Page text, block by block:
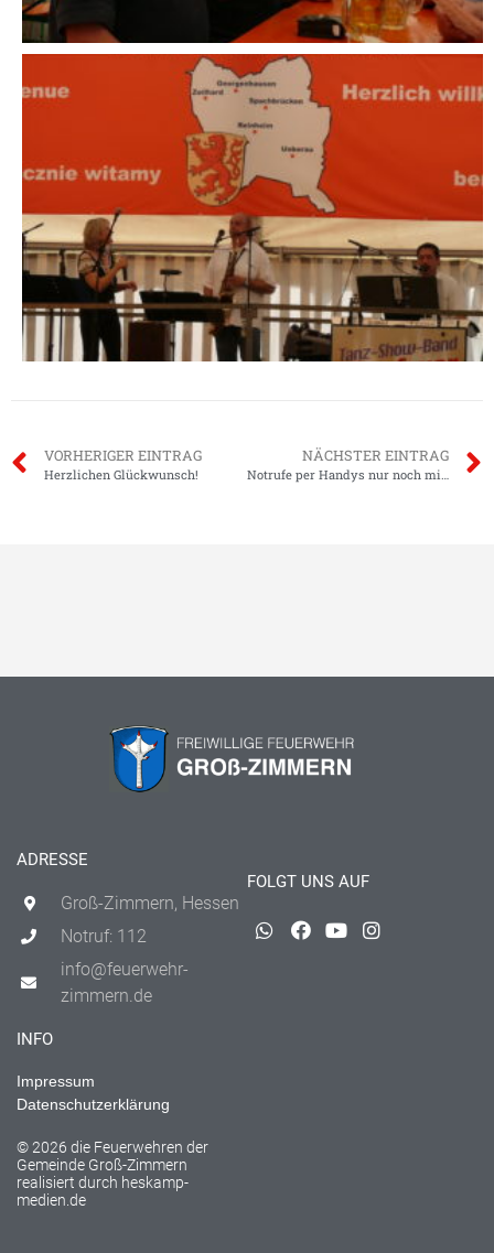
VORHERIGER EINTRAG
Herzlichen Glückwunsch!
NÄCHSTER EINTRAG
ADRESSE
Groß-Zimmern, Hessen
Notruf: 112
info@feuerwehr-
zimmern.de
FOLGT UNS AUF
INFO
Impressum
Datenschutzerklärung
© 2026 die Feuerwehren der
Gemeinde Groß-Zimmern
realisiert durch heskamp-
medien.de